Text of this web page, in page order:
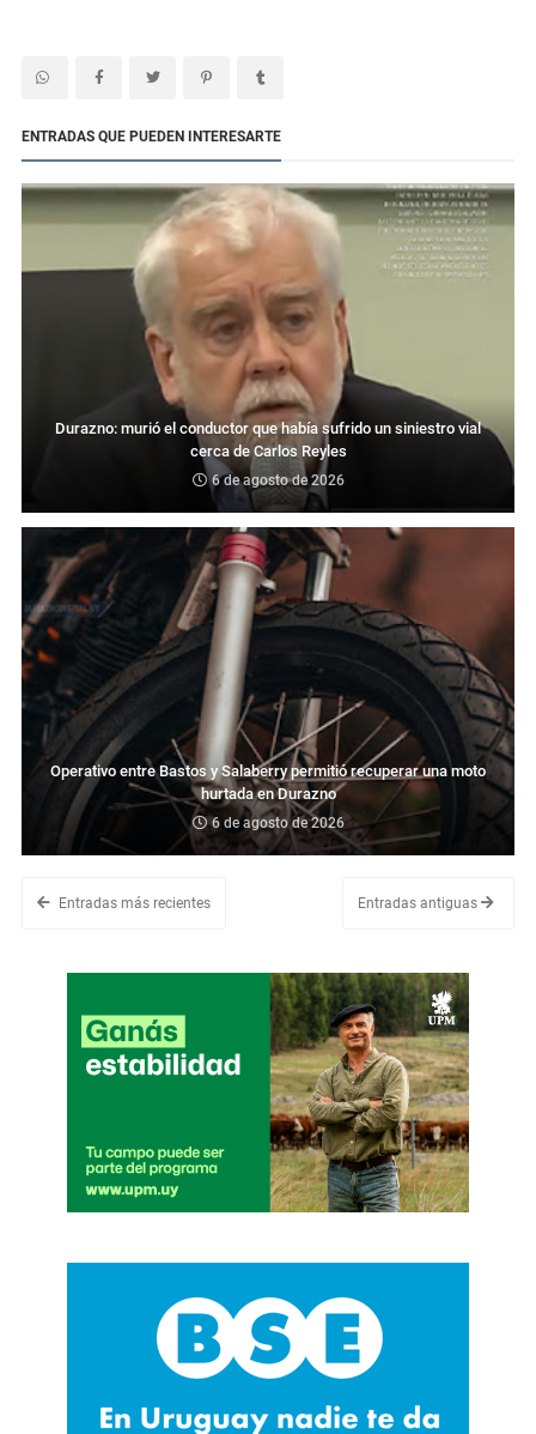
ENTRADAS QUE PUEDEN INTERESARTE
Durazno: murió el conductor que había sufrido un siniestro vial
cerca de Carlos Reyles
6 de agosto de 2026
Operativo entre Bastos y Salaberry permitió recuperar una moto
hurtada en Durazno
6 de agosto de 2026
Entradas más recientes Entradas antiguas